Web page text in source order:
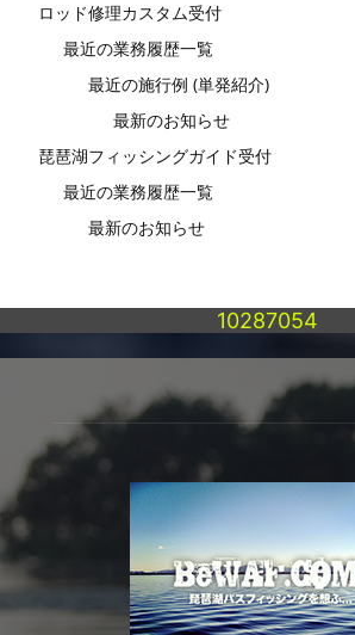
ロッド修理カスタム受付
最近の業務履歴一覧
最近の施行例 (単発紹介)
最新のお知らせ
琵琶湖フィッシングガイド受付
最近の業務履歴一覧
最新のお知らせ
10287054